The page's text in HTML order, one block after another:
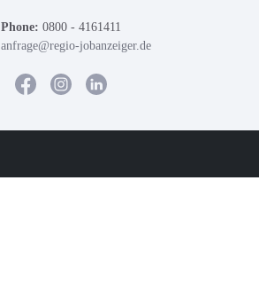
Phone: 0800 - 4161411
anfrage@regio-jobanzeiger.de